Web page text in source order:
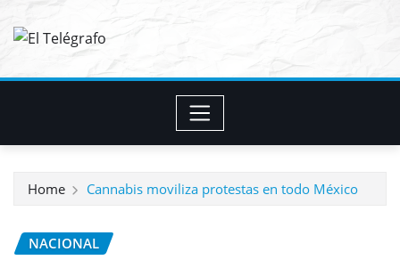
Home Cannabis moviliza protestas en todo México
NACIONAL